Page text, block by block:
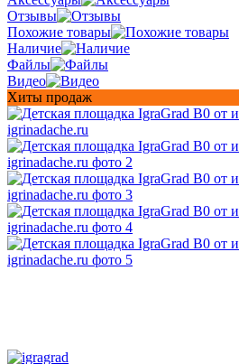
Отзывы
Похожие товары
Наличие
Файлы
Видео
Хиты продаж